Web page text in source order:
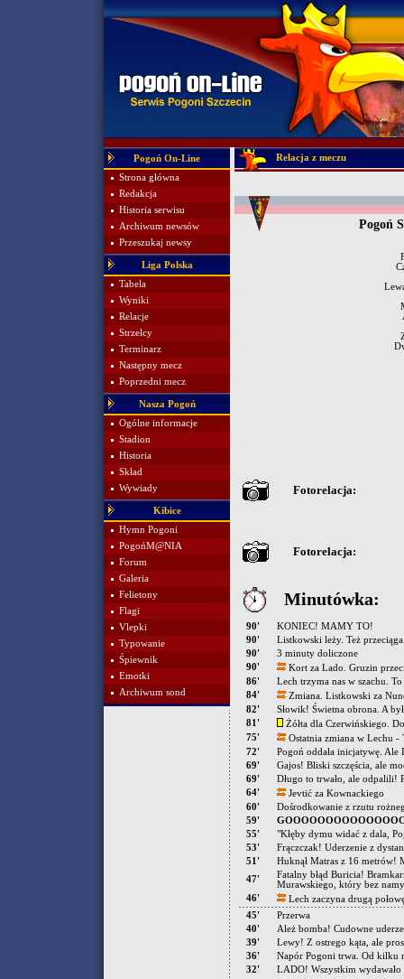
Pogoń On-Line
Strona główna
Redakcja
Historia serwisu
Archiwum newsów
Przeszukaj newsy
Liga Polska
Tabela
Wyniki
Relacje
Strzelcy
Terminarz
Następny mecz
Poprzedni mecz
Nasza Pogoń
Ogólne informacje
Stadion
Historia
Skład
Wywiady
Kibice
Hymn Pogoni
PogońM@NIA
Forum
Galeria
Felietony
Flagi
Vlepki
Typowanie
Śpiewnik
Emotki
Archiwum sond
Relacja z meczu
Pogoń
Fotorelacja:
Fotorelacja:
Minutówka:
90'
KONIEC! MAMY TO!
90'
Listkowski leży. Też
90'
3 minuty doliczone
90'
Kort za Lado. Gruzin
86'
Lech trzyma nas w szachu.
84'
Zmiana. Listkowski za
82'
Słowik! Świetna obrona. A
81'
Żółta dla Czerwińskiego.
75'
Ostatnia zmiana w Lechu -
72'
Pogoń oddała inicjatywę.
69'
Gajos! Bliski szczęścia, ale
69'
Długo to trwało, ale odpalili!
64'
Jevtić za Kownackiego
60'
Dośrodkowanie z rzutu
59'
55'
"Kłęby dymu widać z dala,
53'
Frączczak! Uderzenie z
51'
Huknął Matras z 16 metrów!
47'
Fatalny błąd Buricia!
Murawskiego, który bez
46'
Lech zaczyna drugą
45'
Przerwa
40'
Ależ bomba! Cudowne
39'
Lewy! Z ostrego kąta, ale
36'
Napór Pogoni trwa. Od kilku
32'
LADO! Wszystkim wydawało